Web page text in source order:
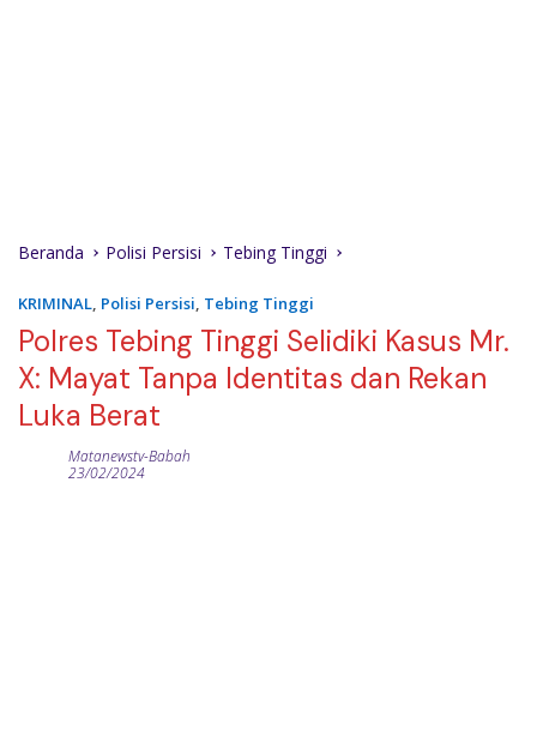
Beranda Polisi Persisi Tebing Tinggi
KRIMINAL, Polisi Persisi, Tebing Tinggi
Polres Tebing Tinggi Selidiki Kasus Mr.
X: Mayat Tanpa Identitas dan Rekan
Luka Berat
Matanewstv-Babah
23/02/2024